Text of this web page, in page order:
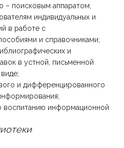
– поисковым аппаратом;
индивидуальных и
в работе с
и справочниками;
и
в устной, письменной
и дифференцированного
воспитанию информационной